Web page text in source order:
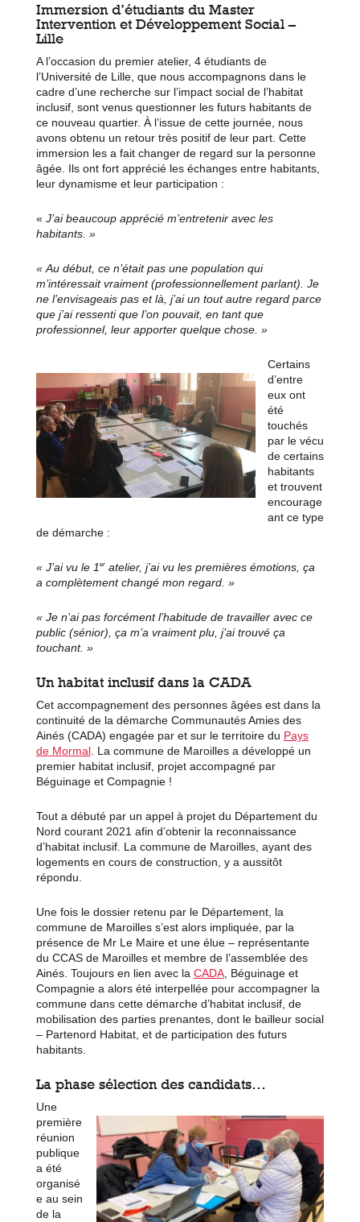
Immersion d’étudiants du Master
Intervention et Développement Social –
Lille
A l’occasion du premier atelier, 4 étudiants de
l’Université de Lille, que nous accompagnons dans le
cadre d’une recherche sur l’impact social de l’habitat
inclusif, sont venus questionner les futurs habitants de
ce nouveau quartier. À l’issue de cette journée, nous
avons obtenu un retour très positif de leur part. Cette
immersion les a fait changer de regard sur la personne
âgée. Ils ont fort apprécié les échanges entre habitants,
leur dynamisme et leur participation :
« J’ai beaucoup apprécié m’entretenir avec les
habitants. »
« Au début, ce n’était pas une population qui
m’intéressait vraiment (professionnellement parlant). Je
ne l’envisageais pas et là, j’ai un tout autre regard parce
que j’ai ressenti que l’on pouvait, en tant que
professionnel, leur apporter quelque chose. »
Certains
d’entre
eux ont
été
touchés
par le vécu
de certains
habitants
et trouvent
encourage
ant ce type
de démarche :
« J’ai vu le 1 eratelier, j’ai vu les premières émotions, ça
a complètement changé mon regard. »
« Je n’ai pas forcément l’habitude de travailler avec ce
public (sénior), ça m’a vraiment plu, j’ai trouvé ça
touchant. »
Un habitat inclusif dans la CADA
Cet accompagnement des personnes âgées est dans la
continuité de la démarche Communautés Amies des
Ainés (CADA) engagée par et sur le territoire du Pays
de Mormal. La commune de Maroilles a développé un
premier habitat inclusif, projet accompagné par
Béguinage et Compagnie !
Tout a débuté par un appel à projet du Département du
Nord courant 2021 afin d’obtenir la reconnaissance
d’habitat inclusif. La commune de Maroilles, ayant des
logements en cours de construction, y a aussitôt
répondu.
Une fois le dossier retenu par le Département, la
commune de Maroilles s’est alors impliquée, par la
présence de Mr Le Maire et une élue – représentante
du CCAS de Maroilles et membre de l’assemblée des
Ainés. Toujours en lien avec la CADA, Béguinage et
Compagnie a alors été interpellée pour accompagner la
commune dans cette démarche d’habitat inclusif, de
mobilisation des parties prenantes, dont le bailleur social
– Partenord Habitat, et de participation des futurs
habitants.
La phase sélection des candidats…
Une
première
réunion
publique
a été
organisé
e au sein
de la